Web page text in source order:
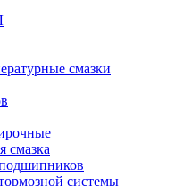
смазки
смазка
системы